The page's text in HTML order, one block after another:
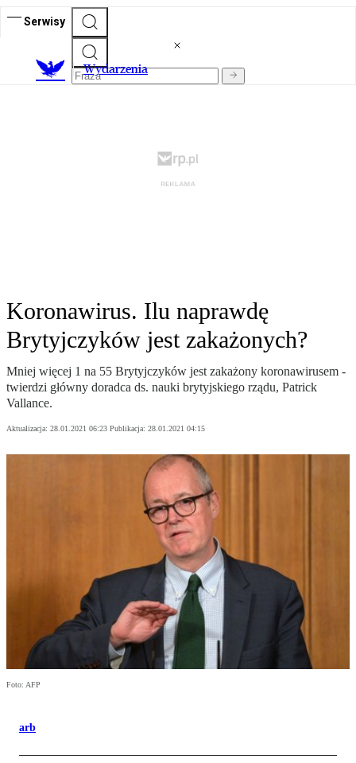
Serwisy
Wydarzenia
Koronawirus. Ilu naprawdę
Brytyjczyków jest zakażonych?
Mniej więcej 1 na 55 Brytyjczyków jest zakażony koronawirusem -
twierdzi główny doradca ds. nauki brytyjskiego rządu, Patrick
Vallance.
Aktualizacja: 28.01.2021 06:23 Publikacja: 28.01.2021 04:15
Foto: AFP
arb